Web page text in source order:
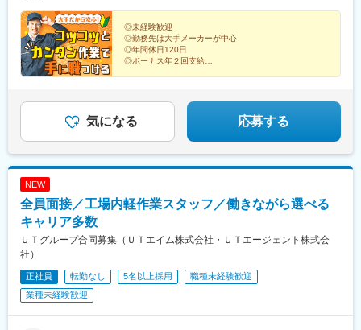
■働き方
◎年間休日は120日以上でワークライフバランスも確保！
◎平均残業は14.4時間程度
◎基本は1つの配属地に３～5年勤務で、腰を据えてスキル獲得！
09:00 出社、業務の引継ぎ
10:00 1日のスケジュール立て
10:30 定期点検
12:00 昼休憩
13:00 修理対応、データ集計
★＊当社のココが魅力＊★
日研トータルソーシングは5年後・10年後の人生の選択肢が広が
ります！
・設備保全のスペシャリスト
⇒社内転職（ジョブチェンジ制度）を利用ことも可能！！
24職種（製造、研究・開発・設計、IT・化学・建設・医療・福祉
など）
そ、
数年先の未来も安心して働けます。
■入寮制度について
与）
◎未経験歓迎
◎勤務先は大手メーカーが中心
◎年間休日120日
◎ボーナス年２回支給
食品やサプリメント、タイヤなどの製品づくりを支える
仕事をご紹介。
コツコツと経験を重ねながら手に職つけましょう！
気になる 応募する
NEW
全員面接／工場内軽作業スタッフ／働きながら選べる
キャリア多数
ＵＴグループ合同募集（ＵＴエイム株式会社・ＵＴエージェント株式会
社）
正社員 転勤なし 5名以上採用
職種未経験歓迎
業種未経験歓迎